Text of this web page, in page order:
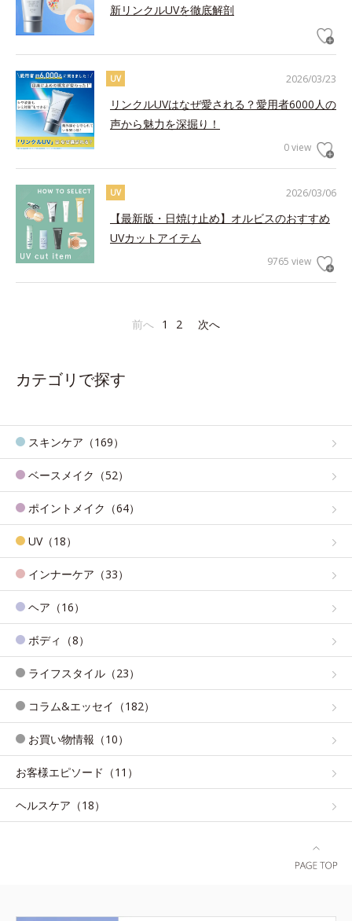
新リンクルUVを徹底解剖
2026/03/23
UV
リンクルUVはなぜ愛される？愛用者6000人の
声から魅力を深掘り！
0 view
2026/03/06
UV
【最新版・日焼け止め】オルビスのおすすめ
UVカットアイテム
9765 view
前へ 1 2 次へ
カテゴリで探す
スキンケア（169）
ベースメイク（52）
ポイントメイク（64）
UV（18）
インナーケア（33）
ヘア（16）
ボディ（8）
ライフスタイル（23）
コラム&エッセイ（182）
お買い物情報（10）
お客様エピソード（11）
ヘルスケア（18）